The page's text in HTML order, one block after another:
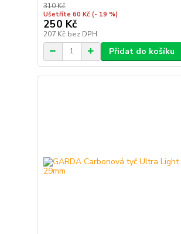
310 Kč
Ušetříte 60 Kč (- 19 %)
250 Kč
207 Kč bez DPH
Přidat do košíku